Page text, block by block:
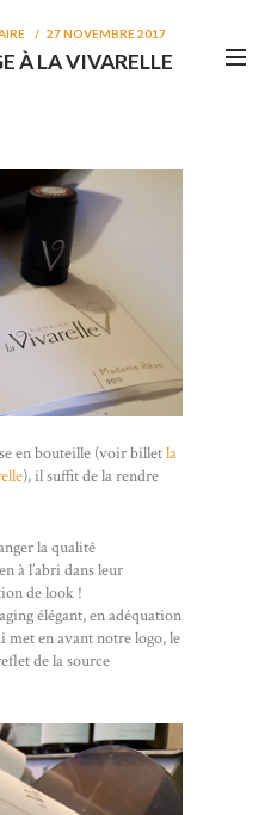
27 NOVEMBRE 2017
À LA VIVARELLE
en bouteille (voir billetla
), il suffit de la rendre
la qualité
à l’abri dans leur
de look !
élégant, en adéquation
met en avant notre logo, le
de la source